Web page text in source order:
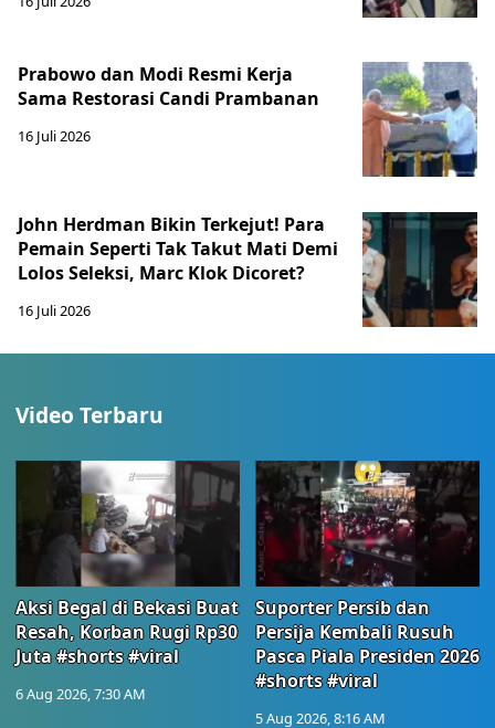
Prabowo dan Modi Resmi Kerja
Sama Restorasi Candi Prambanan
16 Juli 2026
John Herdman Bikin Terkejut! Para
Pemain Seperti Tak Takut Mati Demi
Lolos Seleksi, Marc Klok Dicoret?
16 Juli 2026
Video Terbaru
Aksi Begal di Bekasi Buat
Resah, Korban Rugi Rp30
Juta #shorts #viral
6 Aug 2026, 7:30 AM
Suporter Persib dan
Persija Kembali Rusuh
Pasca Piala Presiden 2026
#shorts #viral
5 Aug 2026, 8:16 AM